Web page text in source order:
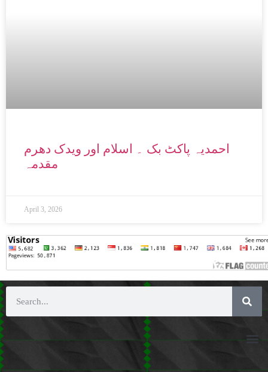
احمدیہ پاکٹ بک ۔ اسلام اور ویدک دھرم
مقدمہ
April 3, 2026